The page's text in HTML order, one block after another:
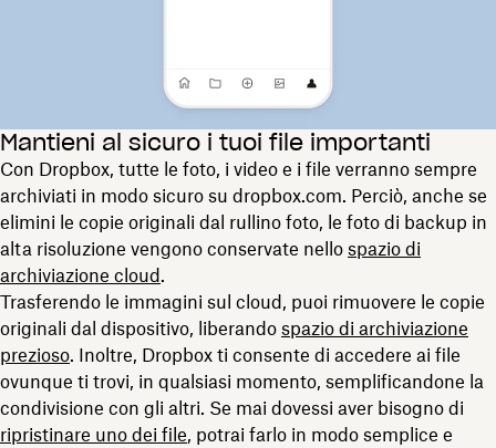
Mantieni al sicuro i tuoi file importanti
Con Dropbox, tutte le foto, i video e i file verranno sempre
archiviati in modo sicuro su dropbox.com. Perciò, anche se
elimini le copie originali dal rullino foto, le foto di backup in
alta risoluzione vengono conservate nello spazio di
archiviazione cloud.
Trasferendo le immagini sul cloud, puoi rimuovere le copie
originali dal dispositivo, liberando spazio di archiviazione
prezioso. Inoltre, Dropbox ti consente di accedere ai file
ovunque ti trovi, in qualsiasi momento, semplificandone la
condivisione con gli altri. Se mai dovessi aver bisogno di
ripristinare uno dei file, potrai farlo in modo semplice e